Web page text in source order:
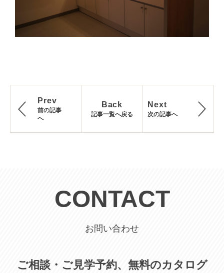
Prev
前の記事
へ
Back
記事一覧へ戻る
Next
次の記事へ
CONTACT
お問い合わせ
ご相談・ご見学予約、無料のカタログ